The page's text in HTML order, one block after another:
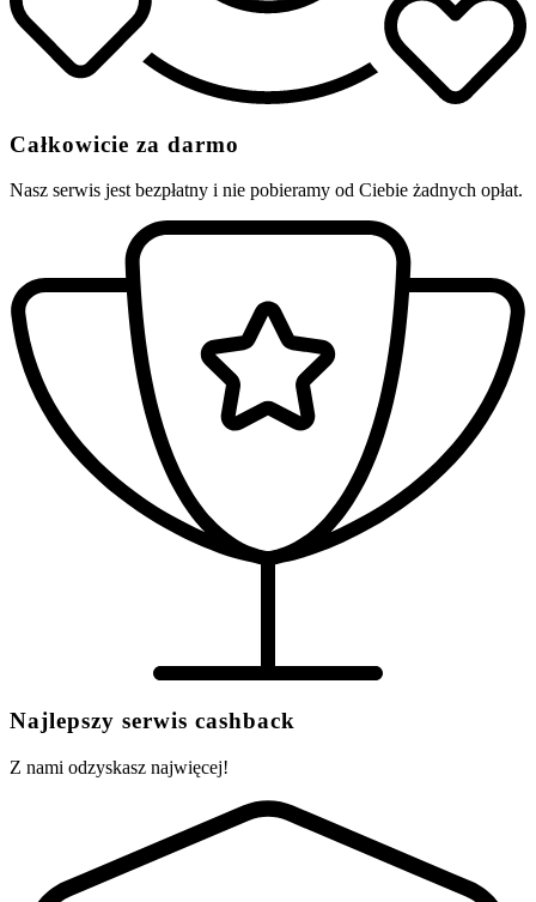
Całkowicie za darmo
Nasz serwis jest bezpłatny i nie pobieramy od Ciebie żadnych opłat.
Najlepszy serwis cashback
Z nami odzyskasz najwięcej!